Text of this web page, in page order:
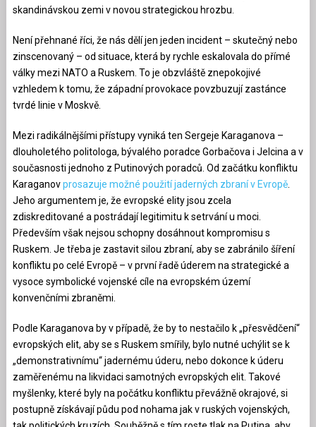
skandinávskou zemi v novou strategickou hrozbu.
Není přehnané říci, že nás dělí jen jeden incident – skutečný nebo
zinscenovaný – od situace, která by rychle eskalovala do přímé
války mezi NATO a Ruskem. To je obzvláště znepokojivé
vzhledem k tomu, že západní provokace povzbuzují zastánce
tvrdé linie v Moskvě.
Mezi radikálnějšími přístupy vyniká ten Sergeje Karaganova –
dlouholetého politologa, bývalého poradce Gorbačova i Jelcina a v
současnosti jednoho z Putinových poradců. Od začátku konfliktu
Karaganovprosazuje možné použití jaderných zbraní v Evropě.
Jeho argumentem je, že evropské elity jsou zcela
zdiskreditované a postrádají legitimitu k setrvání u moci.
Především však nejsou schopny dosáhnout kompromisu s
Ruskem. Je třeba je zastavit silou zbraní, aby se zabránilo šíření
konfliktu po celé Evropě – v první řadě úderem na strategické a
vysoce symbolické vojenské cíle na evropském území
konvenčními zbraněmi.
Podle Karaganova by v případě, že by to nestačilo k „přesvědčení“
evropských elit, aby se s Ruskem smířily, bylo nutné uchýlit se k
„demonstrativnímu“ jadernému úderu, nebo dokonce k úderu
zaměřenému na likvidaci samotných evropských elit. Takové
myšlenky, které byly na počátku konfliktu převážně okrajové, si
postupně získávají půdu pod nohama jak v ruských vojenských,